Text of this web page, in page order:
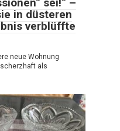
in düsteren
verblüffte
neue Wohnung
als